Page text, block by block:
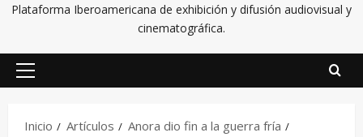
Plataforma Iberoamericana de exhibición y difusión audiovisual y
cinematográfica.
Inicio Artículos
Anora dio fin a la guerra fría